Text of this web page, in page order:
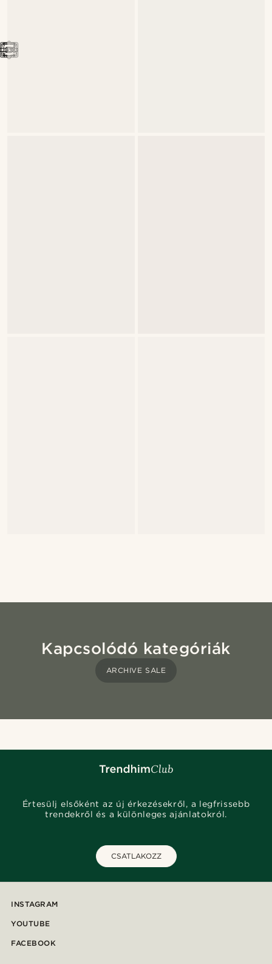
Kapcsolódó kategóriák
ARCHIVE SALE
Értesülj elsőként az új érkezésekről, a legfrissebb
trendekről és a különleges ajánlatokról.
CSATLAKOZZ
INSTAGRAM
YOUTUBE
FACEBOOK